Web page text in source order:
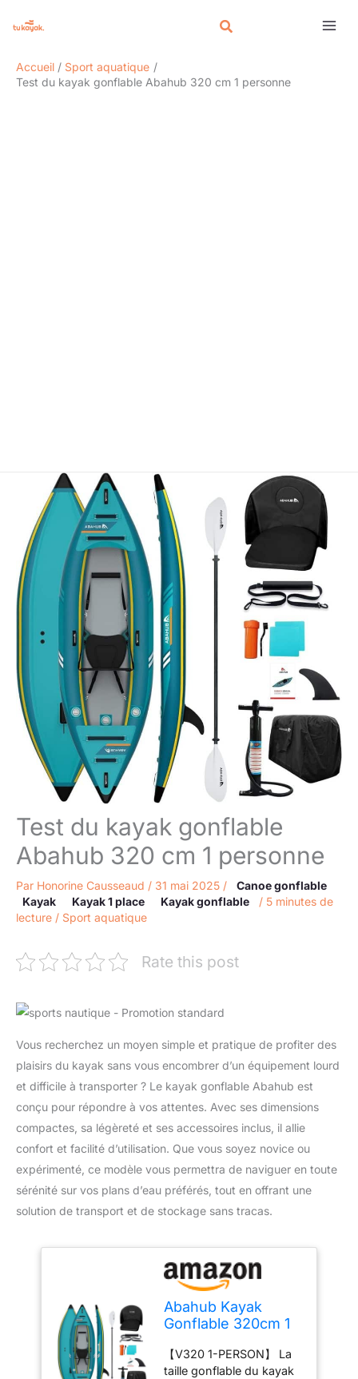
Accueil
Sport aquatique
Test du kayak gonflable Abahub 320 cm 1 personne
Test du kayak gonflable
Abahub 320 cm 1 personne
Par Honorine Causseaud / 31 mai 2025 /
Canoe gonflable
Kayak
Kayak 1 place Kayak gonflable / 5 minutes de
lecture / Sport aquatique
Rate this post
Vous recherchez un moyen simple et pratique de profiter des
plaisirs du kayak sans vous encombrer d’un équipement lourd
et difficile à transporter ? Le kayak gonflable Abahub est
conçu pour répondre à vos attentes. Avec ses dimensions
compactes, sa légèreté et ses accessoires inclus, il allie
confort et facilité d’utilisation. Que vous soyez novice ou
expérimenté, ce modèle vous permettra de naviguer en toute
sérénité sur vos plans d’eau préférés, tout en offrant une
solution de transport et de stockage sans tracas.
Abahub Kayak
Gonflable 320cm 1
320x89x23cm Bleu
【V320 1-PERSON】 La
taille gonflable du kayak